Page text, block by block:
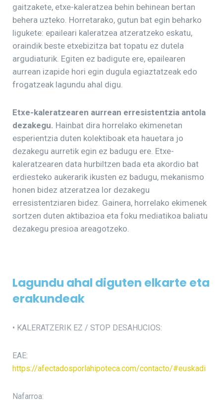
gaitzakete, etxe-kaleratzea behin behinean bertan
behera uzteko. Horretarako, gutun bat egin beharko
ligukete: epaileari kaleratzea atzeratzeko eskatu,
oraindik beste etxebizitza bat topatu ez dutela
argudiaturik. Egiten ez badigute ere, epailearen
aurrean izapide hori egin dugula egiaztatzeak edo
frogatzeak lagundu ahal digu.
Etxe-kaleratzearen aurrean erresistentzia antola
dezakegu. Hainbat dira horrelako ekimenetan
esperientzia duten kolektiboak eta hauetara jo
dezakegu aurretik egin ez badugu ere. Etxe-
kaleratzearen data hurbiltzen bada eta akordio bat
erdiesteko aukerarik ikusten ez badugu, mekanismo
honen bidez atzeratzea lor dezakegu
erresistentziaren bidez. Gainera, horrelako ekimenek
sortzen duten aktibazioa eta foku mediatikoa baliatu
dezakegu presioa areagotzeko.
Lagundu ahal diguten elkarte eta
erakundeak
• KALERATZERIK EZ / STOP DESAHUCIOS:
EAE:
https://afectadosporlahipoteca.com/contacto/#euskadi
Nafarroa: